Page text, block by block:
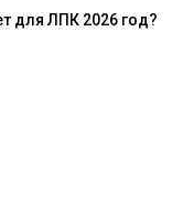
для ЛПК 2026 год?